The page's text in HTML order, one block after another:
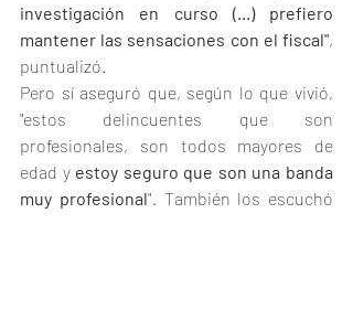
investigación en curso (...) prefiero
mantener las sensaciones con el fiscal",
puntualizó.
Pero sí aseguró que, según lo que vivió,
"estos delincuentes que son
profesionales, son todos mayores de
edad y estoy seguro que son una banda
muy profesional". También los escuchó